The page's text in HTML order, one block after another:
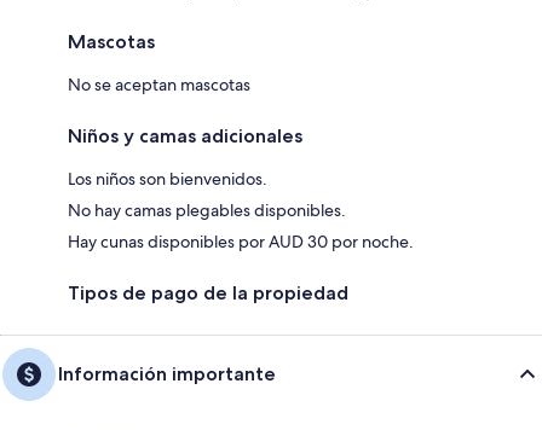
Mascotas
No se aceptan mascotas
Niños y camas adicionales
Los niños son bienvenidos.
No hay camas plegables disponibles.
Hay cunas disponibles por AUD 30 por noche.
Tipos de pago de la propiedad
Información importante